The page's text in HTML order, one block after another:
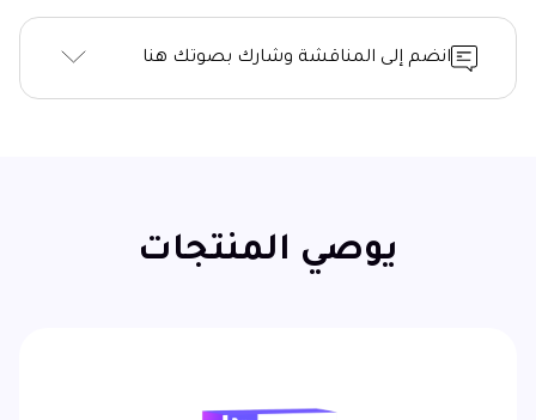
انضم إلى المناقشة وشارك بصوتك هنا
يوصي المنتجات